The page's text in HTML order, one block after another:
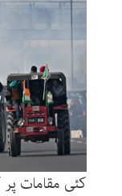
کئی مقامات